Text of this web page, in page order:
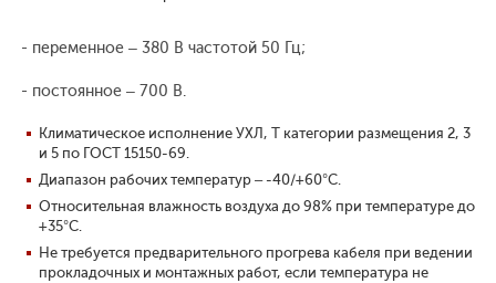
- переменное – 380 В частотой 50 Гц;
- постоянное – 700 В.
Климатическое исполнение УХЛ, Т категории размещения 2, 3
и 5 по ГОСТ 15150-69.
Диапазон рабочих температур – -40/+60°С.
Относительная влажность воздуха до 98% при температуре до
+35°С.
Не требуется предварительного прогрева кабеля при ведении
прокладочных и монтажных работ, если температура не